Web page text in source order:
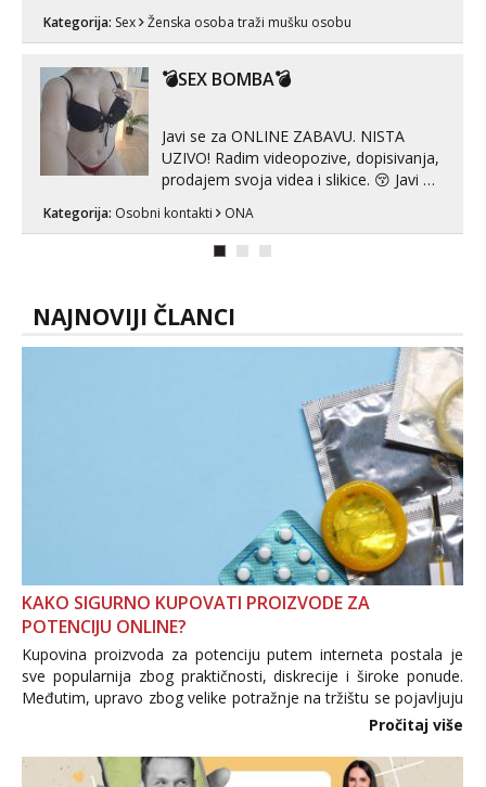
zadovoljiti moje potrebe,ne trazim puno
volim njezan seks i njezne poljupce po
Kategorija: Sex Ženska osoba traži mušku osobu
💣SEX BOMBA💣
Javi se za ONLINE ZABAVU. NISTA
UZIVO! Radim videopozive, dopisivanja,
prodajem svoja videa i slikice. 😚 Javi mi
Telegram. +385 91 723 0045
Kategorija: Osobni kontakti ONA
NAJNOVIJI ČLANCI
KAKO SIGURNO KUPOVATI PROIZVODE ZA
POTENCIJU ONLINE?
Kupovina proizvoda za potenciju putem interneta postala je
sve popularnija zbog praktičnosti, diskrecije i široke ponude.
Međutim, upravo zbog velike potražnje na tržištu se pojavljuju
i brojni krivotvoreni proizvodi, nepouzdane internetske
Pročitaj više